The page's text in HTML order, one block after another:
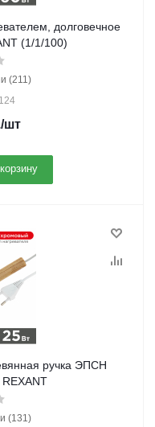
долговечное
(1/1/100)
(211)
/шт
ручка ЭПСН
(131)